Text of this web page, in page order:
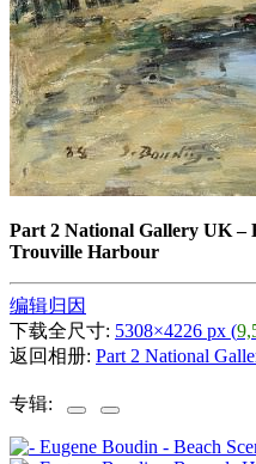
Part 2 National Gallery UK–
Trouville Harbour
编辑归因
下载全尺寸: 5308×4226 px (
返回相册: Part 2 National
专辑: